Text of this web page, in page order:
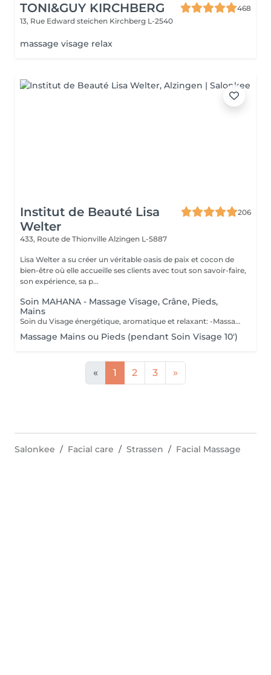
TONI&GUY KIRCHBERG
468
13, Rue Edward steichen Kirchberg L-2540
massage visage relax
Institut de Beauté Lisa
Welter
206
433, Route de Thionville Alzingen L-5887
Lisa Welter a su créer un véritable oasis de paix et cocon de
bien-être où elle accueille ses clients avec tout son savoir-faire,
son expérience, sa p...
Soin MAHANA - Massage Visage, Crâne, Pieds,
Mains
Soin du Visage énergétique, aromatique et relaxant: -Massage en étoile du Crâne, Mains, Pieds - Inspiré d'un rituel Polynésien, avec des huiles essentielles de fleur de Tiaré et Jasmin. Les Bienfaits Mahana: -Relaxe intensément -Délie les zones de tensions -Relance l'énergie -Apaise le mental -Hydratation de la Peau en profondeur -Illume le teint
Massage Mains ou Pieds (pendant Soin Visage 10')
« 1 2 3 »
Salonkee Facial care Strassen Facial Massage